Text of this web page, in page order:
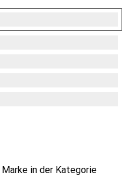
in der Kategorie